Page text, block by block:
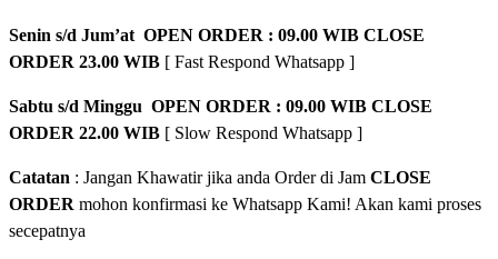
Senin s/d Jum’at OPEN ORDER : 09.00 WIB CLOSE
ORDER 23.00 WIB [ Fast Respond Whatsapp ]
Sabtu s/d Minggu OPEN ORDER : 09.00 WIB CLOSE
ORDER 22.00 WIB [ Slow Respond Whatsapp ]
Catatan : Jangan Khawatir jika anda Order di Jam CLOSE
ORDER mohon konfirmasi ke Whatsapp Kami! Akan kami proses
secepatnya